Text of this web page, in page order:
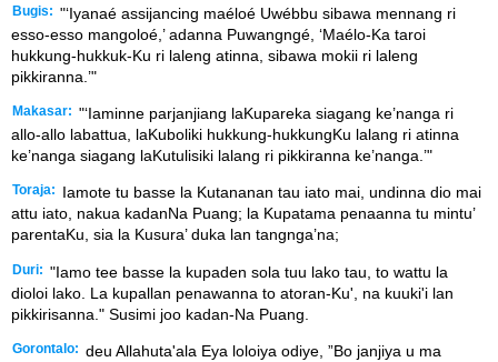
Bugis: "‘Iyanaé assijancing maéloé Uwébbu sibawa mennang ri
esso-esso mangoloé,’ adanna Puwangngé, ‘Maélo-Ka taroi
hukkung-hukkuk-Ku ri laleng atinna, sibawa mokii ri laleng
pikkiranna.’"
Makasar: "‘Iaminne parjanjiang laKupareka siagang ke’nanga ri
allo-allo labattua, laKuboliki hukkung-hukkungKu lalang ri atinna
ke’nanga siagang laKutulisiki lalang ri pikkiranna ke’nanga.’"
Toraja:
Iamote tu basse la Kutananan tau iato mai, undinna dio mai
attu iato, nakua kadanNa Puang; la Kupatama penaanna tu mintu’
parentaKu, sia la Kusura’ duka lan tangnga’na;
Duri: "Iamo tee basse la kupaden sola tuu lako tau, to wattu la
dioloi lako. La kupallan penawanna to atoran-Ku', na kuuki'i lan
pikkirisanna." Susimi joo kadan-Na Puang.
Gorontalo: deu Allahuta'ala Eya loloiya odiye, ”Bo janjiya u ma